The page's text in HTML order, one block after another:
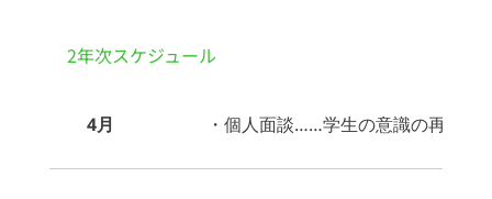
2年次スケジュール
4月 ・個人面談……学生の意識の再確認